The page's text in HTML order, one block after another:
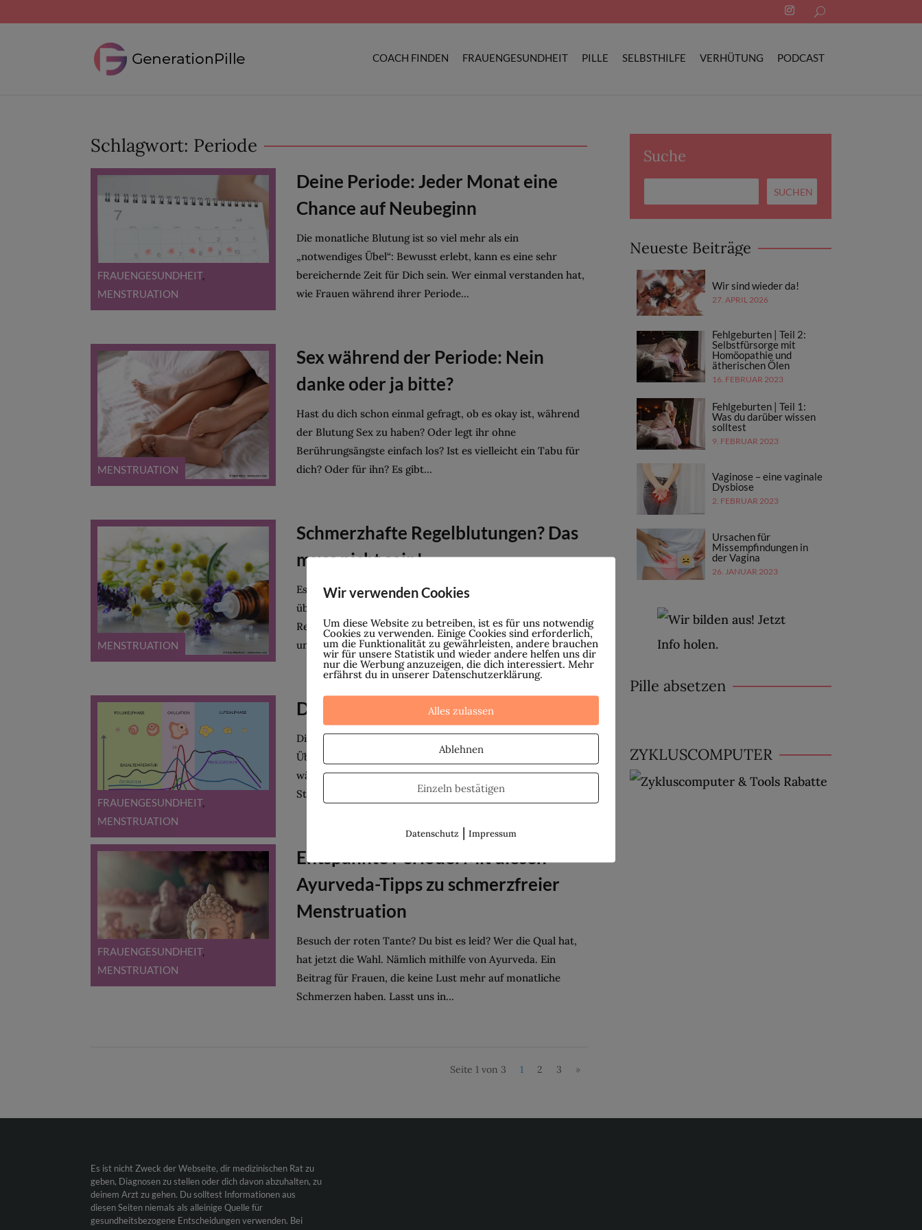
for:
COACH FINDEN FRAUENGESUNDHEIT PILLE SELBSTHILFE VERHÜTUNG PODCAST
Schlagwort: Periode
FRAUENGESUNDHEIT,
MENSTRUATION
Deine Periode: Jeder Monat eine
Chance auf Neubeginn
Die monatliche Blutung ist so viel mehr als ein
„notwendiges Übel“: Bewusst erlebt, kann es eine sehr
bereichernde Zeit für Dich sein. Wer einmal verstanden hat,
wie Frauen während ihrer Periode...
MENSTRUATION
Sex während der Periode: Nein
danke oder ja bitte?
Hast du dich schon einmal gefragt, ob es okay ist, während
der Blutung Sex zu haben? Oder legt ihr ohne
Berührungsängste einfach los? Ist es vielleicht ein Tabu für
dich? Oder für ihn? Es gibt...
MENSTRUATION
Schmerzhafte Regelblutungen? Das
muss nicht sein!
Es ist mir eine Herzensangelegenheit, meinen neuen Artikel
über das Thema der Schmerzen vor und während der
Regelblutung zu schreiben, denn so viele junge Mädchen
und Frauen leiden sehr darunter....
FRAUENGESUNDHEIT,
MENSTRUATION
Die Magie des weiblichen Zyklus
Die Monatsblutung wird von vielen Frauen als monatliches
Übel wahrgenommen. Es ziept, zwickt und schmerzt
während der Blutung. Oft geht es schon mit
Stimmungsschwankungen und Brustspannen vor den...
FRAUENGESUNDHEIT,
MENSTRUATION
Entspannte Periode: Mit diesen
Ayurveda-Tipps zu schmerzfreier
Menstruation
Besuch der roten Tante? Du bist es leid? Wer die Qual hat,
hat jetzt die Wahl. Nämlich mithilfe von Ayurveda. Ein
Beitrag für Frauen, die keine Lust mehr auf monatliche
Schmerzen haben. Lasst uns in...
Seite 1 von 3 1 2 3 »
Suche
Neueste Beiträge
Wir sind wieder da!
27. APRIL 2026
Fehlgeburten | Teil 2:
Selbstfürsorge mit
Homöopathie und
ätherischen Ölen
16. FEBRUAR 2023
Fehlgeburten | Teil 1:
Was du darüber wissen
solltest
9. FEBRUAR 2023
Vaginose – eine vaginale
Dysbiose
2. FEBRUAR 2023
Ursachen für
Missempfindungen in
der Vagina
26. JANUAR 2023
Pille absetzen
ZYKLUSCOMPUTER
Es ist nicht Zweck der Webseite, dir medizinischen Rat zu
geben, Diagnosen zu stellen oder dich davon abzuhalten, zu
deinem Arzt zu gehen. Du solltest Informationen aus
diesen Seiten niemals als alleinige Quelle für
gesundheitsbezogene Entscheidungen verwenden. Bei
Wir verwenden Cookies
Um diese Website zu betreiben, ist es für uns notwendig
Cookies zu verwenden. Einige Cookies sind erforderlich,
um die Funktionalität zu gewährleisten, andere brauchen
wir für unsere Statistik und wieder andere helfen uns dir
nur die Werbung anzuzeigen, die dich interessiert. Mehr
erfährst du in unserer Datenschutzerklärung.
Alles zulassen
Ablehnen
Einzeln bestätigen
Datenschutz | Impressum